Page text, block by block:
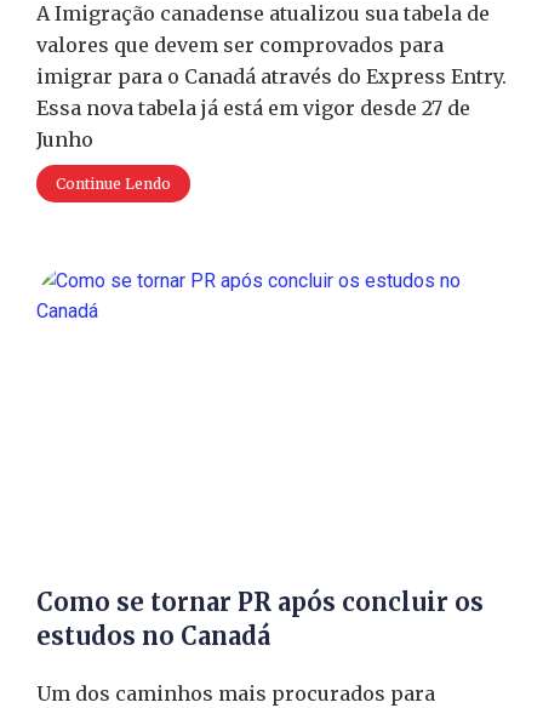
A Imigração canadense atualizou sua tabela de
valores que devem ser comprovados para
imigrar para o Canadá através do Express Entry.
Essa nova tabela já está em vigor desde 27 de
Junho
Continue Lendo
Como se tornar PR após concluir os
estudos no Canadá
Um dos caminhos mais procurados para